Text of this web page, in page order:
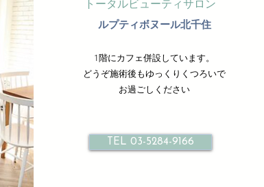
トータルビューティサロン
ルプティボヌール北千住
1階にカフェ併設しています。
どうぞ施術後もゆっくりくつろいで
お過ごしください
TEL 03-5284-9166